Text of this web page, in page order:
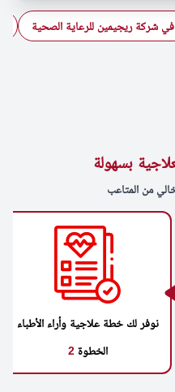
في شركة ريجيمين للرعاية الصحية
بسهولة
من المتاعب
نوفر لك خطة علاجية وأراء الأطباء
الخطوة2